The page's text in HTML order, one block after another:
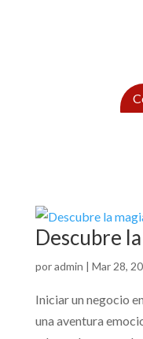
Descubre
poradmin | Mar 28,
Iniciar un negocio
una aventura